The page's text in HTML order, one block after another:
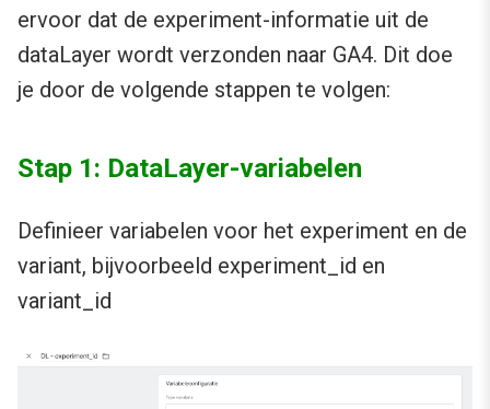
ervoor dat de experiment-informatie uit de
dataLayer wordt verzonden naar GA4. Dit doe
je door de volgende stappen te volgen:
Stap 1: DataLayer-variabelen
Definieer variabelen voor het experiment en de
variant, bijvoorbeeld experiment_id en
variant_id